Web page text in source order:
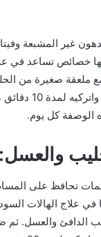
غير المشبعة
خصائص تساعد في
ملعقة صغيرة من
على الهالات
الوصفة كل يوم.
تحافظ على
في علاج الهالات
الدافئ والعسل. ثم